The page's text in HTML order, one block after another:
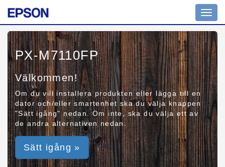
PX-M7110FP
Välkommen!
Om du vill installera produkten eller lägga till en
dator och/eller smartenhet ska du välja knappen
"Sätt igång" nedan. Om inte, ska du välja ett av
de andra alternativen nedan.
Sätt igång »